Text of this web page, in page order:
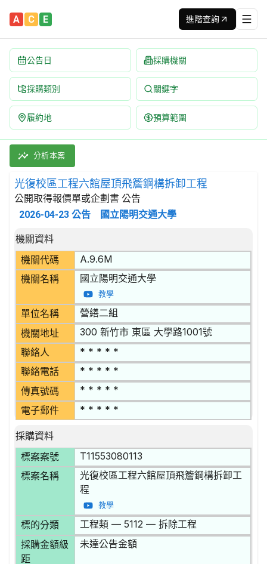
A C E 進階查詢
公告日 採購機關
採購類別 關鍵字
履約地 預算範圍
光復校區工程六館屋頂飛簷鋼構拆卸工程 招標公告 | 案號：
採購類別：工程類 拆除工程 | 招標方式：公開取得報價單
分析本案
光復校區工程六館屋頂飛簷鋼構拆卸工程
公開取得報價單或企劃書 公告
2026-04-23 公告 國立陽明交通大學
招標公告詳細內容
機關資料
機關代碼
A.9.6M
機關名稱 國立陽明交通大學
教學
單位名稱 營繕二組
機關地址 300 新竹市 東區 大學路1001號
聯絡人 * * * * *
聯絡電話 * * * * *
傳真號碼 * * * * *
電子郵件 * * * * *
採購資料
標案案號
T11553080113
標案名稱
光復校區工程六館屋頂飛簷鋼構拆卸工
程
教學
標的分類 工程類 — 5112 — 拆除工程
採購金額級
距
未達公告金額